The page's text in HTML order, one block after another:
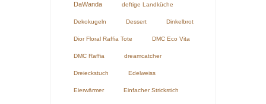
DaWanda deftige Landküche
Dekokugeln Dessert Dinkelbrot
Dior Floral Raffia Tote DMC Eco Vita
DMC Raffia dreamcatcher
Dreieckstuch Edelweiss
Eierwärmer Einfacher Strickstich